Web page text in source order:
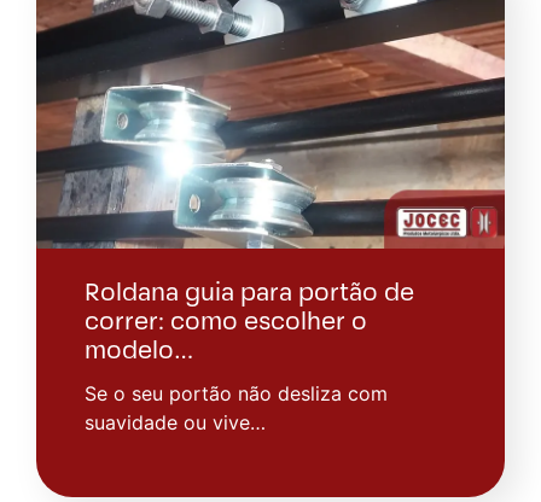
Roldana guia para portão de
correr: como escolher o
modelo…
Se o seu portão não desliza com
suavidade ou vive…